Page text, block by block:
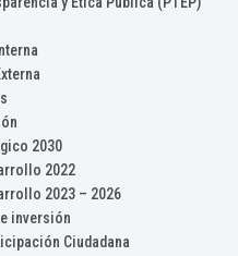
2030
2022
2023 – 2026
inversión
Ciudadana